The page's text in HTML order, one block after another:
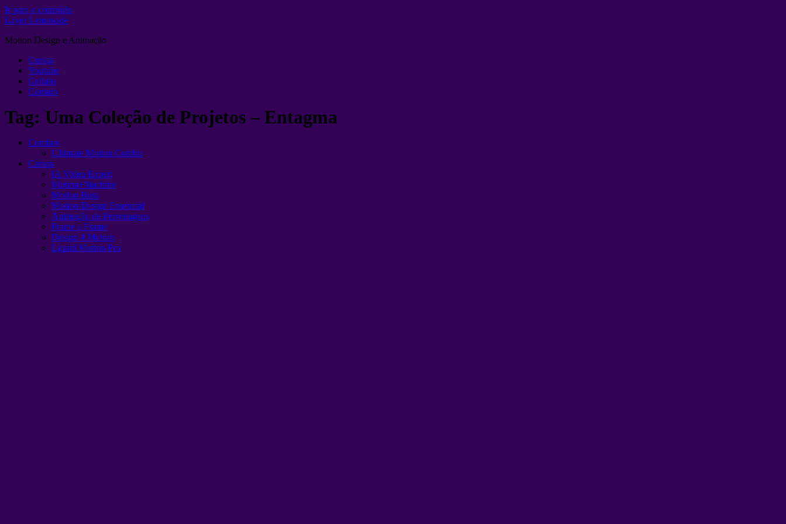
Ir para o conteúdo
Layer Lemonade
Motion Design e Animação
Cursos
Youtube
Collabs
Contato
Tag: Uma Coleção de Projetos – Entagma
Combos
Ultimate Motion Combo
Cursos
IA Video Expert
Motion+Machine
Motion Boss
Motion Design Essencial
Animação de Personagens
Frame a Frame
Design 4 Motion
Liquid Motion Pro